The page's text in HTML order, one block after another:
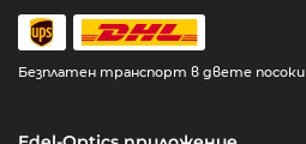
Безплатен транспорт в двете посоки